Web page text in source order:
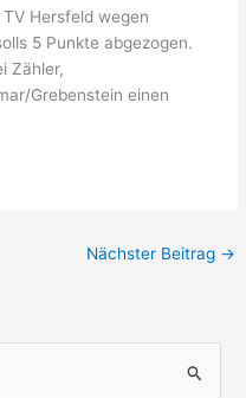
Hersfeld wegen
5 Punkte abgezogen.
Zähler,
Grebenstein einen
Nächster Beitrag →